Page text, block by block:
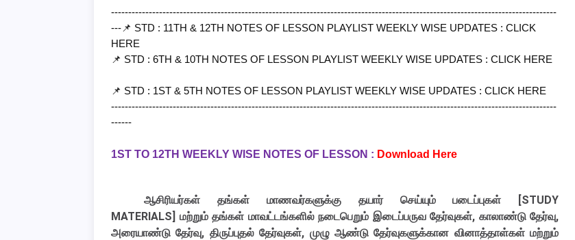
----------------------------------------------------------------------------------------------------------------------------------
---📌 STD : 11TH & 12TH NOTES OF LESSON PLAYLIST WEEKLY WISE UPDATES : CLICK
HERE
📌 STD : 6TH & 10TH NOTES OF LESSON PLAYLIST WEEKLY WISE UPDATES : CLICK HERE
📌 STD : 1ST & 5TH NOTES OF LESSON PLAYLIST WEEKLY WISE UPDATES : CLICK HERE
----------------------------------------------------------------------------------------------------------------------------------
------
1ST TO 12TH WEEKLY WISE NOTES OF LESSON : Download Here
ஆசிரியர்கள் தங்கள் மாணவர்களுக்கு தயார் செய்யும் படைப்புகள்
[STUDY
MATERIALS] மற்றும் தங்கள் மாவட்டங்களில் நடைபெறும் இடைப்பருவ தேர்வுகள், காலாண்டு தேர்வு,
அரையாண்டு தேர்வு, திருப்புதல் தேர்வுகள், முழு ஆண்டு தேர்வுகளுக்கான வினாத்தாள்கள் மற்றும்